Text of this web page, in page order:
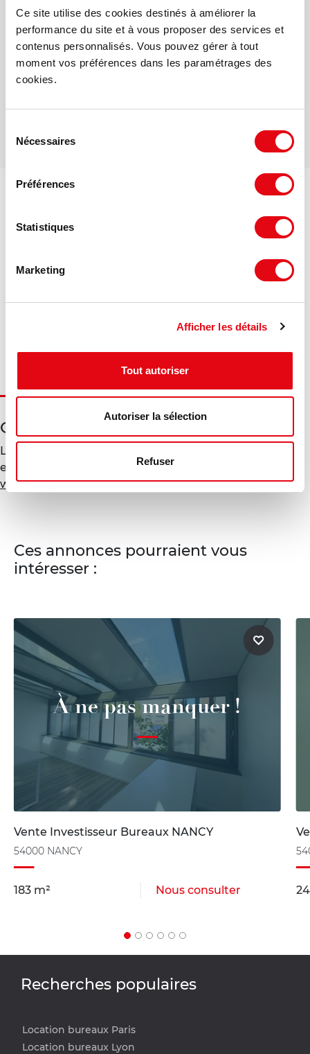
Ce site utilise des cookies destinés à améliorer la
performance du site et à vous proposer des services et
contenus personnalisés. Vous pouvez gérer à tout
moment vos préférences dans les paramétrages des
cookies.
Nécessaires
Préférences
Statistiques
Marketing
Afficher les détails
Tout autoriser
Autoriser la sélection
Refuser
Mail
DPE - GES
Géorisques
Les informations sur les risques auxquels ce bien est
exposé sont disponibles sur le site Géorisques :
www.georisques.gouv.fr
Ces annonces pourraient vous
intéresser :
À ne pas manquer !
Vente Investisseur Bureaux NANCY
54000 NANCY
183 m² Nous consulter
Recherches populaires
Location bureaux Paris
Location bureaux Lyon